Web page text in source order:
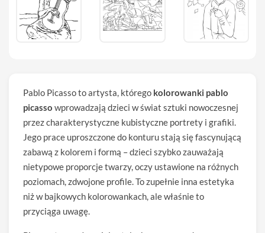
Pablo Picasso to artysta, którego kolorowanki pablo
picasso wprowadzają dzieci w świat sztuki nowoczesnej
przez charakterystyczne kubistyczne portrety i grafiki.
Jego prace uproszczone do konturu stają się fascynującą
zabawą z kolorem i formą – dzieci szybko zauważają
nietypowe proporcje twarzy, oczy ustawione na różnych
poziomach, zdwojone profile. To zupełnie inna estetyka
niż w bajkowych kolorowankach, ale właśnie to
przyciąga uwagę.